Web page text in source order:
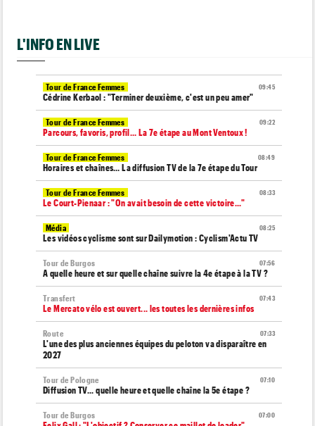
L'INFO EN LIVE
09:45
Tour de France Femmes
Cédrine Kerbaol : "Terminer deuxième, c'est un peu amer"
09:22
Tour de France Femmes
Parcours, favoris, profil… La 7e étape au Mont Ventoux !
08:49
Tour de France Femmes
Horaires et chaînes… La diffusion TV de la 7e étape du Tour
08:33
Tour de France Femmes
Le Court-Pienaar : "On avait besoin de cette victoire..."
08:25
Média
Les vidéos cyclisme sont sur Dailymotion : Cyclism'Actu TV
07:56
Tour de Burgos
A quelle heure et sur quelle chaîne suivre la 4e étape à la TV ?
07:43
Transfert
Le Mercato vélo est ouvert... les toutes les dernières infos
07:33
Route
L'une des plus anciennes équipes du peloton va disparaître en
2027
07:10
Tour de Pologne
Diffusion TV... quelle heure et quelle chaîne la 5e étape ?
07:00
Tour de Burgos